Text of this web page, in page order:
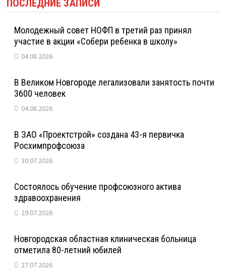
ПОСЛЕДНИЕ ЗАПИСИ
Молодежный совет НОФП в третий раз принял
участие в акции «Собери ребенка в школу»
04.08.2026
В Великом Новгороде легализовали занятость почти
3600 человек
04.08.2026
В ЗАО «Проектстрой» создана 43-я первичка
Росхимпрофсоюза
30.07.2026
Состоялось обучение профсоюзного актива
здравоохранения
29.07.2026
Новгородская областная клиническая больница
отметила 80-летний юбилей
27.07.2026